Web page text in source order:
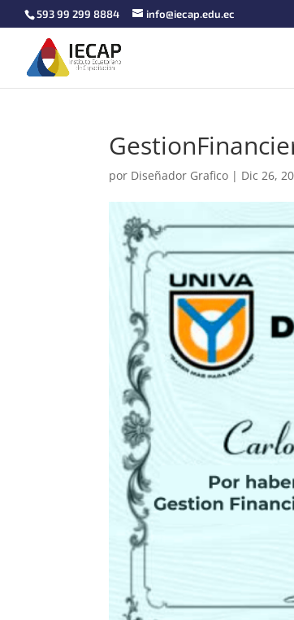
593 99 299 8884 info@iecap.edu.ec
por Diseñador Grafico | Dic 26,